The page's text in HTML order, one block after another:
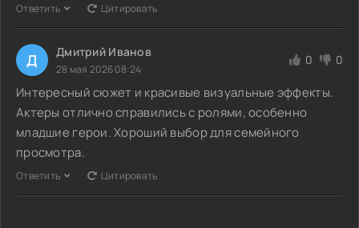
Ответить Цитировать
Д Дмитрий Иванов
28 мая 2026 08:24
0 0
Интересный сюжет и красивые визуальные эффекты.
Актеры отлично справились с ролями, особенно
младшие герои. Хороший выбор для семейного
просмотра.
Ответить Цитировать